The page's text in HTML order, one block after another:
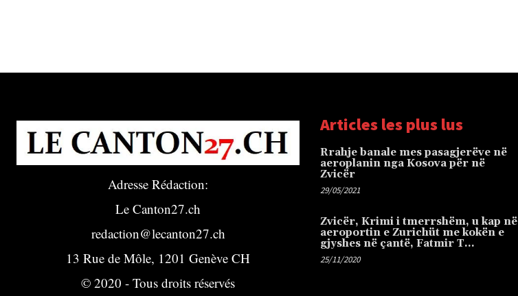
Adresse Rédaction:
Le Canton27.ch
redaction@lecanton27.ch
13 Rue de Môle, 1201 Genève CH
© 2020 - Tous droits réservés
Articles les plus lus
Rrahje banale mes pasagjerëve në
aeroplanin nga Kosova për në
Zvicër
29/05/2021
Zvicër, Krimi i tmerrshëm, u kap në
aeroportin e Zurichüt me kokën e
gjyshes në çantë, Fatmir T…
25/11/2020